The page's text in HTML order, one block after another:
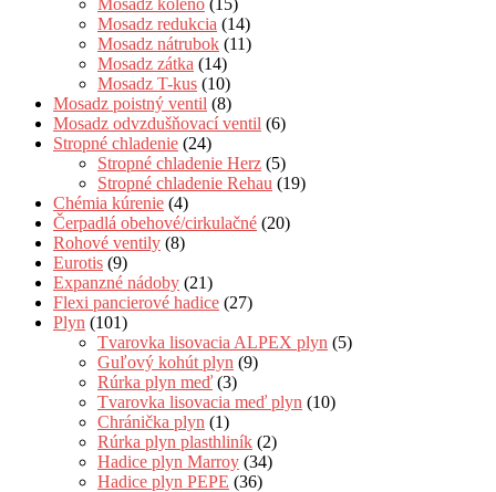
Mosadz redukcia (14)
Mosadz nátrubok (11)
Mosadz zátka (14)
Mosadz T-kus (10)
Mosadz poistný ventil (8)
Mosadz odvzdušňovací ventil (6)
Stropné chladenie (24)
Stropné chladenie Herz (5)
Stropné chladenie Rehau (19)
Chémia kúrenie (4)
Čerpadlá obehové/cirkulačné (20)
Rohové ventily (8)
Eurotis (9)
Expanzné nádoby (21)
Flexi pancierové hadice (27)
Plyn (101)
Tvarovka lisovacia ALPEX plyn (5)
Guľový kohút plyn (9)
Rúrka plyn meď (3)
Tvarovka lisovacia meď plyn (10)
Chránička plyn (1)
Rúrka plyn plasthliník (2)
Hadice plyn Marroy (34)
Hadice plyn PEPE (36)